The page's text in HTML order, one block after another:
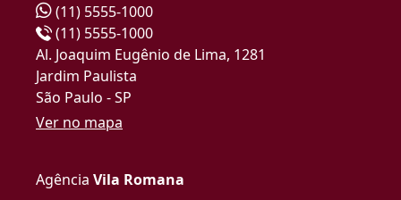
(11) 5555-1000
(11) 5555-1000
Al. Joaquim Eugênio de Lima, 1281
Jardim Paulista
São Paulo - SP
Ver no mapa
Agência Vila Romana